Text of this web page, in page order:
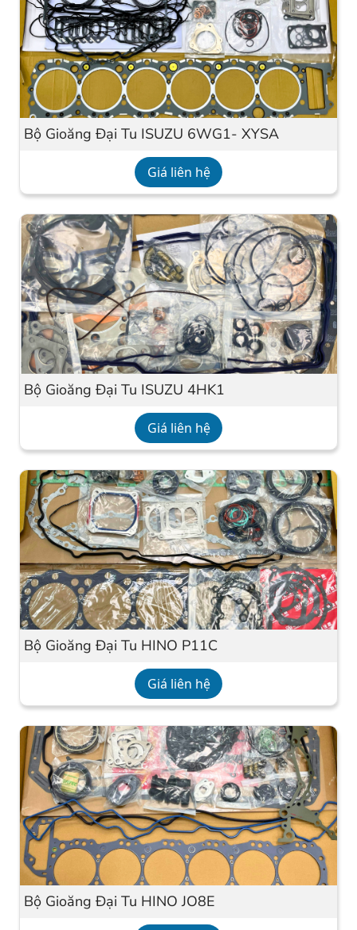
Bộ Gioăng Đại Tu ISUZU 6WG1- XYSA
Giá liên hệ
Bộ Gioăng Đại Tu ISUZU 4HK1
Giá liên hệ
Bộ Gioăng Đại Tu HINO P11C
Giá liên hệ
Bộ Gioăng Đại Tu HINO JO8E